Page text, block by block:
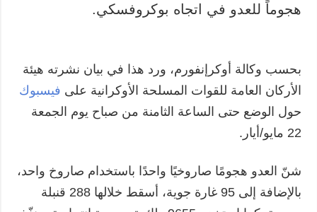
هجوماً للعدو في اتجاه بوكروفسكي.
بحسب وكالة أوكرإنفورم، ورد هذا في بيان نشرته هيئة
الأركان العامة للقوات المسلحة الأوكرانية على فيسبوك
حول الوضع حتى الساعة الثامنة من صباح يوم الجمعة
22 مايو/أيار.
شنّ العدو هجومًا صاروخيًا واحدًا باستخدام صاروخ واحد،
بالإضافة إلى 95 غارة جوية، أسقط خلالها 288 قنبلة